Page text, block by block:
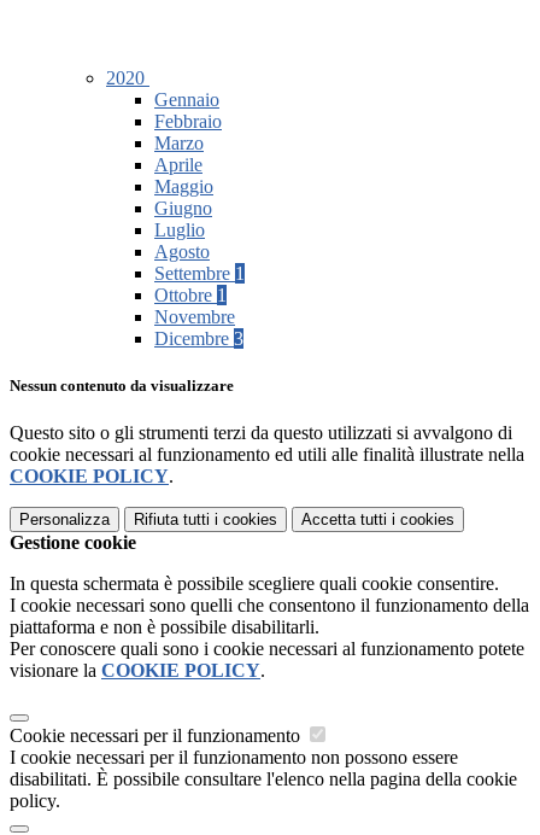
2020
Gennaio
Febbraio
Marzo
Aprile
Maggio
Giugno
Luglio
Agosto
Settembre 1
Ottobre 1
Novembre
Dicembre 3
Nessun contenuto da visualizzare
Questo sito o gli strumenti terzi da questo utilizzati si avvalgono di
cookie necessari al funzionamento ed utili alle finalità illustrate nella
COOKIE POLICY.
Personalizza Rifiuta tutti i cookies Accetta tutti i cookies
Gestione cookie
In questa schermata è possibile scegliere quali cookie consentire.
I cookie necessari sono quelli che consentono il funzionamento della
piattaforma e non è possibile disabilitarli.
Per conoscere quali sono i cookie necessari al funzionamento potete
visionare la COOKIE POLICY.
Cookie necessari per il funzionamento
I cookie necessari per il funzionamento non possono essere
disabilitati. È possibile consultare l'elenco nella pagina della cookie
policy.